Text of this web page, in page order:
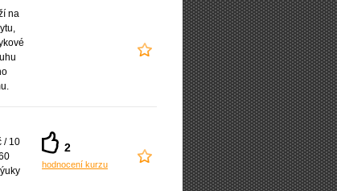
na
/ 10
2
hodnocení kurzu